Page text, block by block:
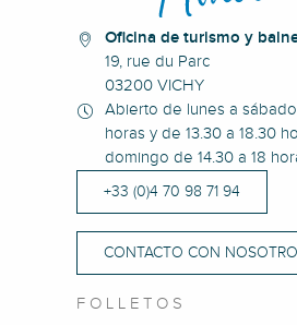
Oficina de turismo y
19, rue du Parc
03200 VICHY
Abierto de lunes a
horas y de 13.30 a 18.30
domingo de 14.30 a 18
+33 (0)4 70 98 71 94
CONTACTO CON
FOLLETOS